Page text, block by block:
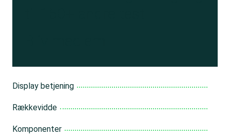
Display betjening
Rækkevidde
Komponenter